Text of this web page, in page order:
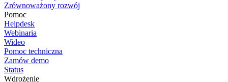
Zrównoważony rozwój
Pomoc
Helpdesk
Webinaria
Wideo
Pomoc techniczna
Zamów demo
Status
Wdrożenie